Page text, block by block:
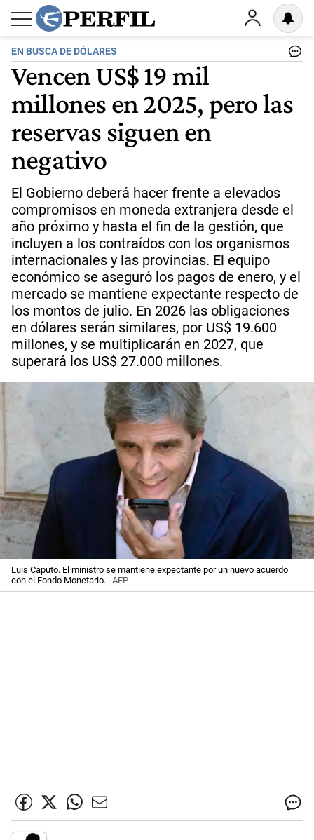
EN BUSCA DE DÓLARES
Vencen US$ 19 mil
millones en 2025, pero las
reservas siguen en
negativo
El Gobierno deberá hacer frente a elevados
compromisos en moneda extranjera desde el
año próximo y hasta el fin de la gestión, que
incluyen a los contraídos con los organismos
internacionales y las provincias. El equipo
económico se aseguró los pagos de enero, y el
mercado se mantiene expectante respecto de
los montos de julio. En 2026 las obligaciones
en dólares serán similares, por US$ 19.600
millones, y se multiplicarán en 2027, que
superará los US$ 27.000 millones.
Luis Caputo. El ministro se mantiene expectante por un nuevo acuerdo
con el Fondo Monetario. | AFP